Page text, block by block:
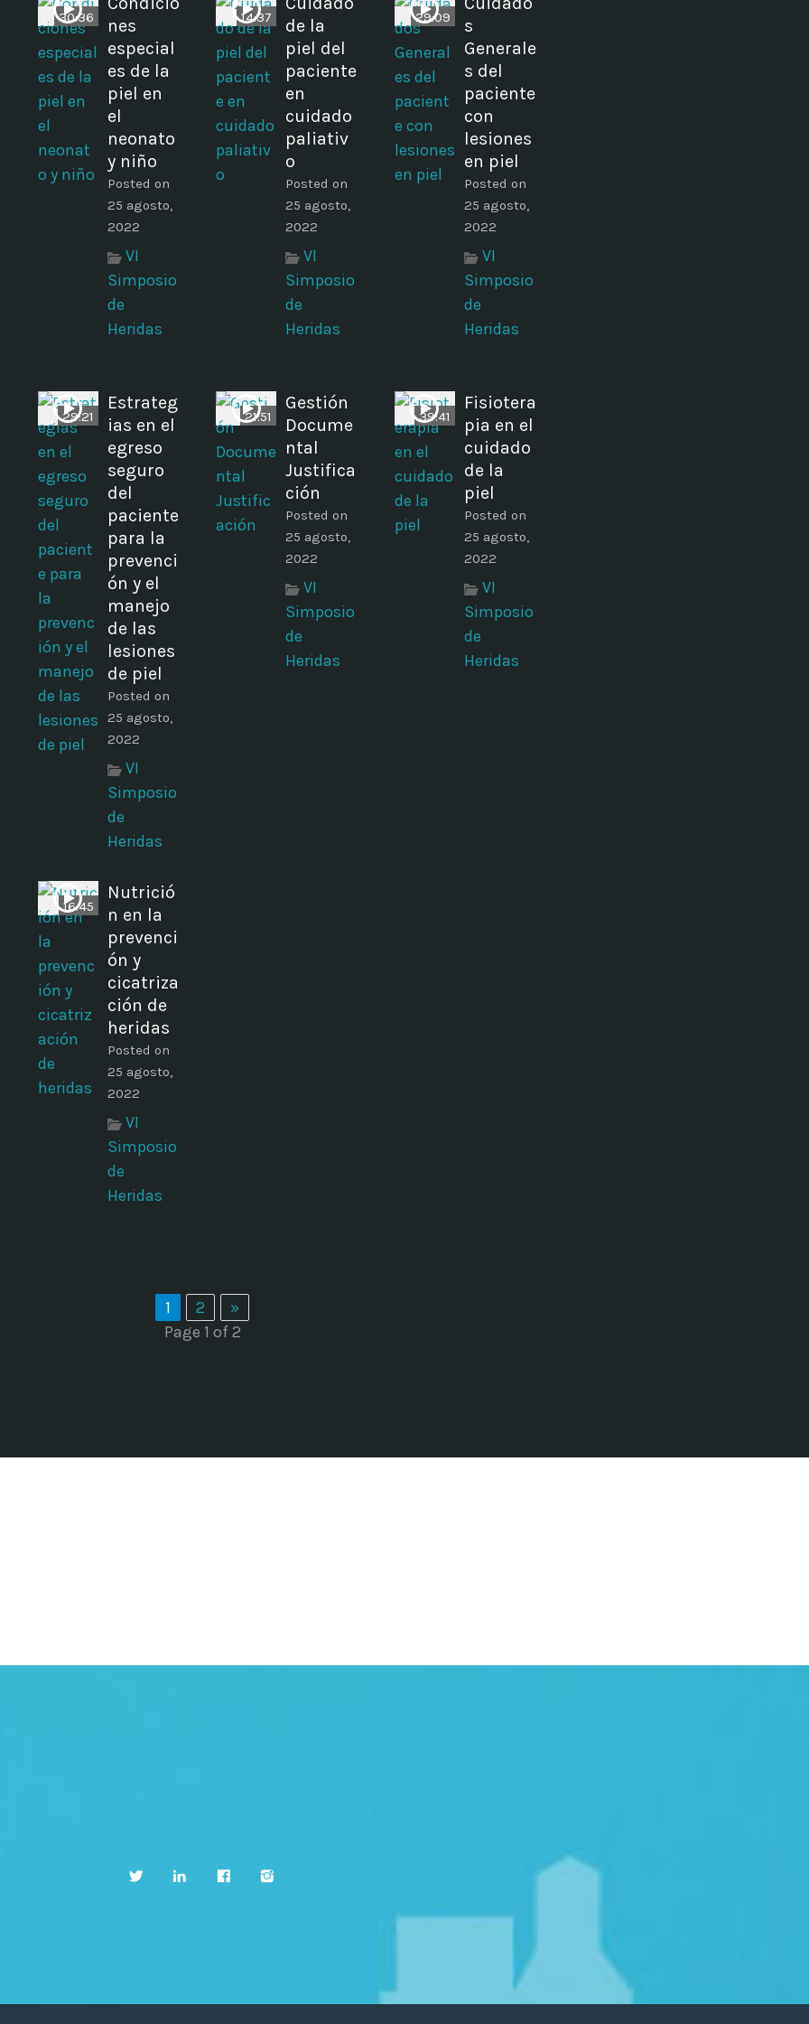
30:36
nes
especial
es de la
piel en
el
neonato
y niño
Posted on
25 agosto,
2022
VI
Simposio
de
Heridas
14:37
de la
piel del
paciente
en
cuidado
paliativ
o
Posted on
25 agosto,
2022
VI
Simposio
de
Heridas
29:09
s
Generale
s del
paciente
con
lesiones
en piel
Posted on
25 agosto,
2022
VI
Simposio
de
Heridas
29:21
Estrateg
ias en el
egreso
seguro
del
paciente
para la
prevenci
ón y el
manejo
de las
lesiones
de piel
Posted on
25 agosto,
2022
VI
Simposio
de
Heridas
21:51
Gestión
Docume
ntal
Justifica
ción
Posted on
25 agosto,
2022
VI
Simposio
de
Heridas
39:41
Fisiotera
pia en el
cuidado
de la
piel
Posted on
25 agosto,
2022
VI
Simposio
de
Heridas
16:45
Nutrició
n en la
prevenci
ón y
cicatriza
ción de
heridas
Posted on
25 agosto,
2022
VI
Simposio
de
Heridas
1 2
»
Page 1 of 2